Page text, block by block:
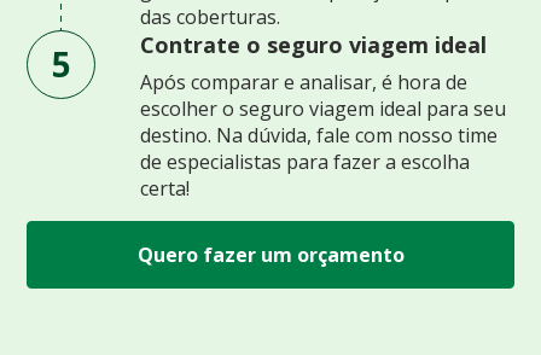
das coberturas.
5 Contrate o seguro viagem ideal
Após comparar e analisar, é hora de
escolher o seguro viagem ideal para seu
destino. Na dúvida, fale com nosso time
de especialistas para fazer a escolha
certa!
Quero fazer um orçamento